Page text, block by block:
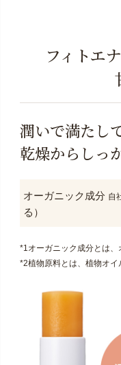
フィトエ
潤いで満たし
乾燥からしっ
オーガニック成分 自
る）
*1オーガニック成分とは
*2植物原料とは、植物オ